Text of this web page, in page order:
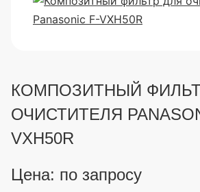
КОМПОЗИТНЫЙ
ОЧИСТИТЕЛЯ
VXH50R
Цена: по запросу